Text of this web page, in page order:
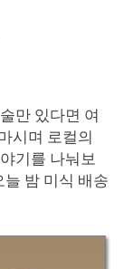
만 있다면 여
시며 로컬의
기를 나눠보
밤 미식 배송